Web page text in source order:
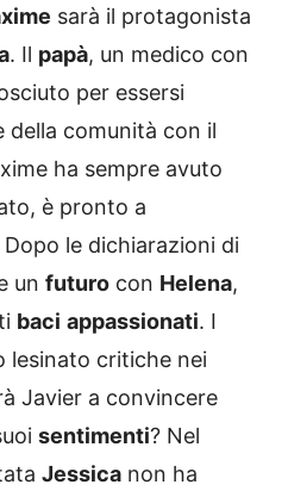
sarà il protagonista
. Il papà, un medico con
per essersi
della comunità con il
ha sempre avuto
è pronto a
le dichiarazioni di
un futuro con Helena,
baci appassionati. I
lesinato critiche nei
Javier a convincere
sentimenti? Nel
Jessica non ha